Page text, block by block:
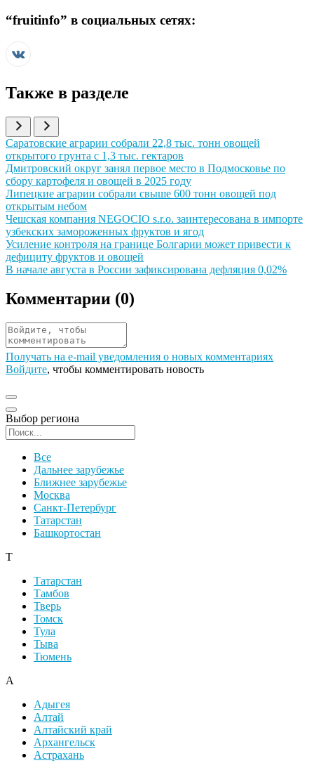
“fruitinfo” в социальных сетях:
Также в разделе
Иллюстрация новости
Саратовские аграрии собрали 22,8 тыс. тонн овощей
открытого грунта с 1,3 тыс. гектаров
Иллюстрация новости
Дмитровский округ занял первое место в Подмосковье по
сбору картофеля и овощей в 2025 году
Иллюстрация новости
Липецкие аграрии собрали свыше 600 тонн овощей под
открытым небом
Иллюстрация новости
Чешская компания NEGOCIO s.r.o. заинтересована в импорте
узбекских замороженных фруктов и ягод
Иллюстрация новости
Усиление контроля на границе Болгарии может привести к
дефициту фруктов и овощей
Иллюстрация новости
В начале августа в России зафиксирована дефляция 0,02%
Комментарии (0)
Получать на e‑mail уведомления о новых комментариях
Войдите, чтобы комментировать новость
Выбор региона
Все
Дальнее зарубежье
Ближнее зарубежье
Москва
Санкт-Петербург
Татарстан
Башкортостан
Т
Татарстан
Тамбов
Тверь
Томск
Тула
Тыва
Тюмень
А
Адыгея
Алтай
Алтайский край
Архангельск
Астрахань